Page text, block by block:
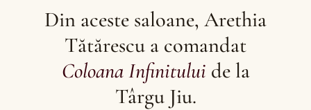
Din aceste saloane, Arethia
Tătărescu a comandat
Coloana Infinitului de la
Târgu Jiu.